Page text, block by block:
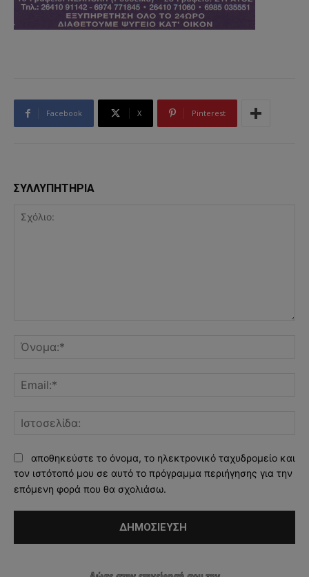
Facebook X Pinterest
ΣΥΛΛΥΠΗΤΗΡΙΑ
αποθηκεύστε το όνομα, το ηλεκτρονικό ταχυδρομείο και
τον ιστότοπό μου σε αυτό το πρόγραμμα περιήγησης για την
επόμενη φορά που θα σχολιάσω.